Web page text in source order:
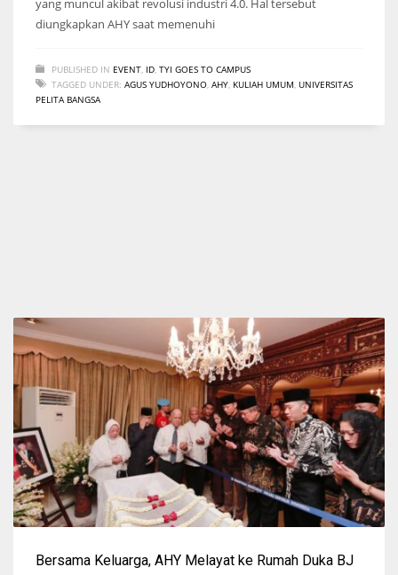
yang muncul akibat revolusi industri 4.0. Hal tersebut
diungkapkan AHY saat memenuhi
PUBLISHED IN EVENT ID TYI GOES TO CAMPUS
TAGGED UNDER: AGUS YUDHOYONO AHY KULIAH UMUM UNIVERSITAS
PELITA BANGSA
Bersama Keluarga, AHY Melayat ke Rumah Duka BJ